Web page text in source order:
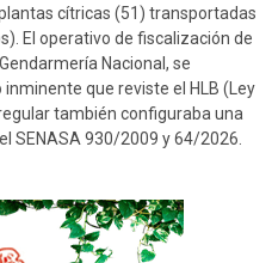
cítricas (51) transportadas
El operativo de fiscalización de
Nacional, se
que reviste el HLB (Ley
también configuraba una
SENASA 930/2009 y 64/2026.